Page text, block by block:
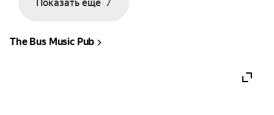
Показать ещё 7
The Bus Music Pub